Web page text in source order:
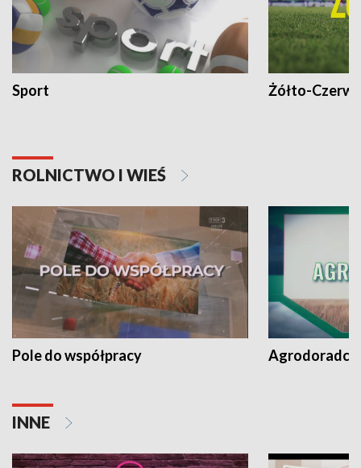
Sport Żółto-
ROLNICTWO I WIEŚ
Pole do współpracy Agrodoradcy
INNE